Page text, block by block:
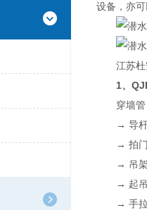
设备，亦
江苏杜安
1、
穿墙管（
→ 导杆（
→ 拍门（
→ 吊架座
→ 起吊
→ 手拉